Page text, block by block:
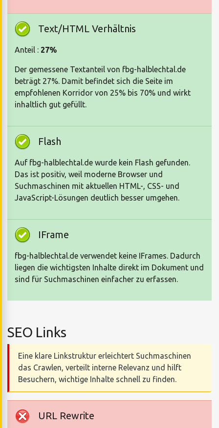
Text/HTML Verhältnis
Anteil : 27%
Der gemessene Textanteil von fbg-halblechtal.de
beträgt 27%. Damit befindet sich die Seite im
empfohlenen Korridor von 25% bis 70% und wirkt
inhaltlich gut gefüllt.
Flash
Auf fbg-halblechtal.de wurde kein Flash gefunden.
Das ist positiv, weil moderne Browser und
Suchmaschinen mit aktuellen HTML-, CSS- und
JavaScript-Lösungen deutlich besser umgehen.
IFrame
fbg-halblechtal.de verwendet keine IFrames. Dadurch
liegen die wichtigsten Inhalte direkt im Dokument und
sind für Suchmaschinen einfacher zu erfassen.
SEO Links
Eine klare Linkstruktur erleichtert Suchmaschinen
das Crawlen, verteilt interne Relevanz und hilft
Besuchern, wichtige Inhalte schnell zu finden.
URL Rewrite